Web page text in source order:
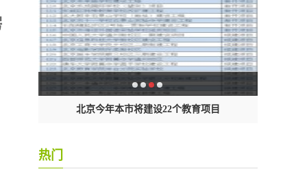
北京今年本市将建设22个教育项目
热门